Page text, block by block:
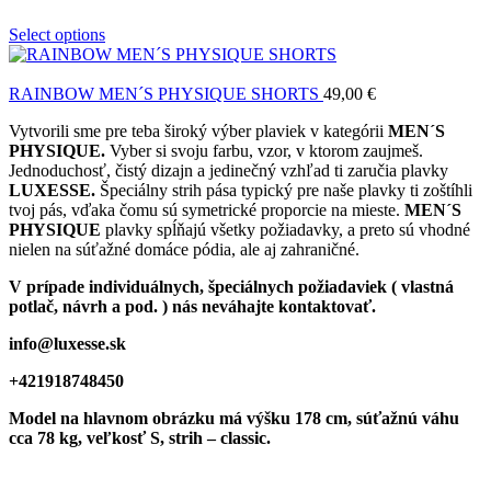
Select options
RAINBOW MEN´S PHYSIQUE SHORTS 49,00 €
Vytvorili sme pre teba široký výber plaviek v kategórii MEN´S
PHYSIQUE. Vyber si svoju farbu, vzor, v ktorom zaujmeš.
Jednoduchosť, čistý dizajn a jedinečný vzhľad ti zaručia plavky
LUXESSE. Špeciálny strih pása typický pre naše plavky ti zoštíhli
tvoj pás, vďaka čomu sú symetrické proporcie na mieste. MEN´S
PHYSIQUE plavky spĺňajú všetky požiadavky, a preto sú vhodné
nielen na súťažné domáce pódia, ale aj zahraničné.
V prípade individuálnych, špeciálnych požiadaviek ( vlastná
potlač, návrh a pod. ) nás neváhajte kontaktovať.
info@luxesse.sk
+421918748450
Model na hlavnom obrázku má výšku 178 cm, súťažnú váhu
cca 78 kg, veľkosť S, strih – classic.